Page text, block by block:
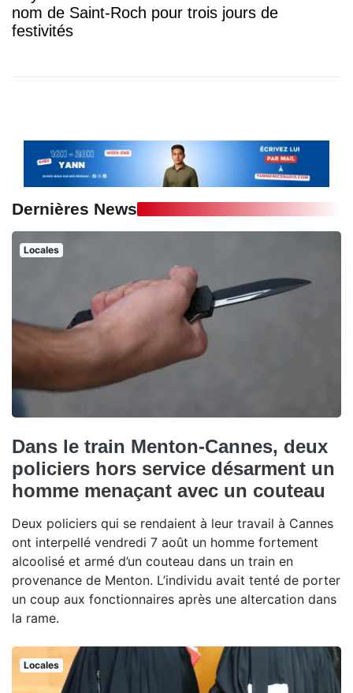
nom de Saint-Roch pour trois jours de
festivités
Dernières News
Locales
Dans le train Menton-Cannes, deux
policiers hors service désarment un
homme menaçant avec un couteau
Deux policiers qui se rendaient à leur travail à Cannes
ont interpellé vendredi 7 août un homme fortement
alcoolisé et armé d’un couteau dans un train en
provenance de Menton. L’individu avait tenté de porter
un coup aux fonctionnaires après une altercation dans
la rame.
Locales